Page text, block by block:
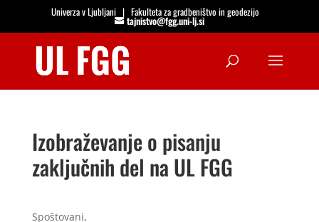
Univerza v Ljubljani |Fakulteta za gradbeništvo in geodezijo
tajnistvo@fgg.uni-lj.si
Izobraževanje o pisanju
zaključnih del na UL FGG
Spoštovani,